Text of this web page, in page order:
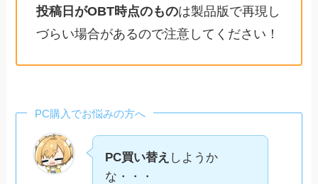
投稿日がOBT時点のものは製品版で再現し
づらい場合があるので注意してください！
PC購入でお悩みの方へ
PC買い替え しようか
な・・・
RTX 3050 6GBの場合
カメラ設定をいじるとアイスボーンのような感